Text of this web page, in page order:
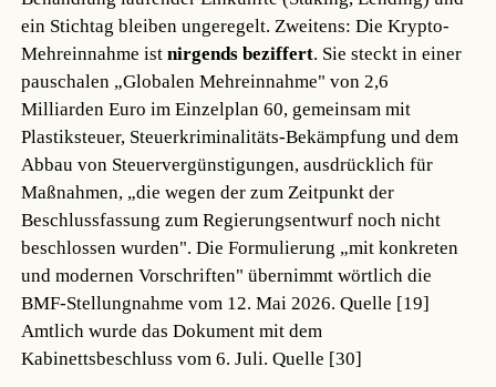
ein Stichtag bleiben ungeregelt. Zweitens: Die Krypto-
Mehreinnahme istnirgends beziffert. Sie steckt in einer
pauschalen „Globalen Mehreinnahme" von 2,6
Milliarden Euro im Einzelplan 60, gemeinsam mit
Plastiksteuer, Steuerkriminalitäts-Bekämpfung und dem
Abbau von Steuervergünstigungen, ausdrücklich für
Maßnahmen, „die wegen der zum Zeitpunkt der
Beschlussfassung zum Regierungsentwurf noch nicht
beschlossen wurden". Die Formulierung „mit konkreten
und modernen Vorschriften" übernimmt wörtlich die
BMF-Stellungnahme vom 12. Mai 2026.Quelle [19]
Amtlich wurde das Dokument mit dem
Kabinettsbeschluss vom 6. Juli.Quelle [30]